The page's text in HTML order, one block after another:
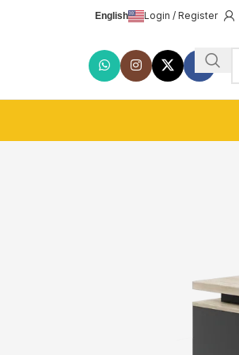
Login / Register
English